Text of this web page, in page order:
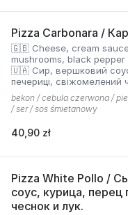
Pizza Carbonara /
🇬🇧 Cheese, cream
mushrooms, black pepper
🇺🇦 Сир, вершковий
печериці, свіжомелений
bekon / cebula czerwona /
/ ser / sos śmietanowy
40,90 zł
Pizza White Pollo /
соус, курица, перец
чеснок и лук.